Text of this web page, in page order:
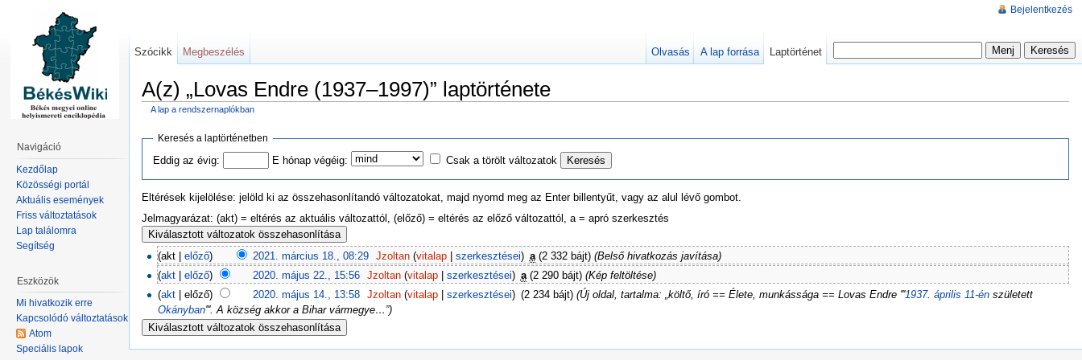
A(z) „Lovas Endre (1937–1997)” laptörténete
A lap a rendszernaplókban
Keresés a laptörténetben
Eddig az évig: E hónap végéig: Csak a törölt változatok
Eltérések kijelölése: jelöld ki az összehasonlítandó változatokat, majd nyomd meg az Enter billentyűt, vagy az alul lévő gombot.
Jelmagyarázat: (akt) = eltérés az aktuális változattól, (előző) = eltérés az előző változattól, a = apró szerkesztés
(akt |előző) 2021. március 18., 08:29 Jzoltan (vitalap |szerkesztései) a (2 332 bájt) (Belső hivatkozás javítása)
(akt |előző) 2020. május 22., 15:56 Jzoltan (vitalap |szerkesztései) a (2 290 bájt) (Kép feltöltése)
(akt | előző) 2020. május 14., 13:58 Jzoltan (vitalap |szerkesztései) (2 234 bájt) (Új oldal, tartalma: „költő, író == Élete, munkássága == Lovas Endre '''1937. április 11-énszületett
Okányban'''. A község akkor a Bihar vármegye…”)
Bejelentkezés
Szócikk Megbeszélés Olvasás A lap forrása Laptörténet
Navigáció
Kezdőlap
Közösségi portál
Aktuális események
Friss változtatások
Lap találomra
Segítség
Eszközök
Mi hivatkozik erre
Kapcsolódó változtatások
Atom
Speciális lapok